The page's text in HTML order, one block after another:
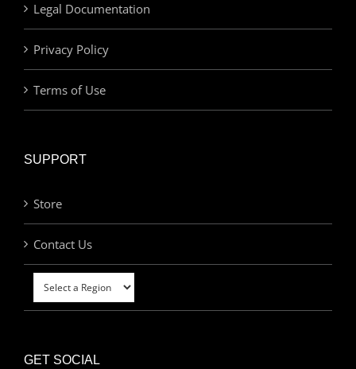
Legal Documentation
Privacy Policy
Terms of Use
SUPPORT
Store
Contact Us
GET SOCIAL